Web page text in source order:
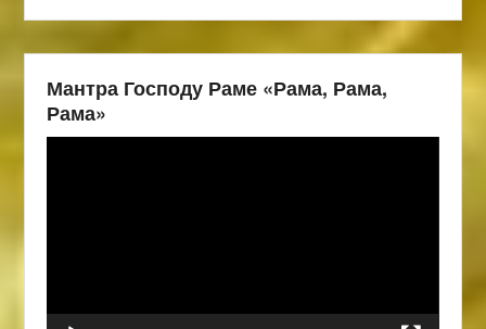
Мантра Господу Раме «Рама, Рама,
Рама»